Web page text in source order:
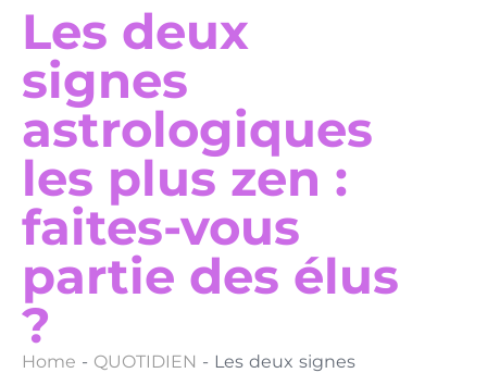
Les deux
signes
astrologiques
les plus zen :
faites-vous
partie des élus
?
Home - QUOTIDIEN - Les deux signes